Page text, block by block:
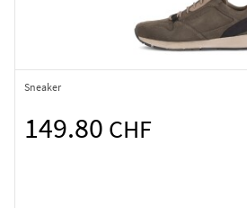
Sneaker
149.80 CHF